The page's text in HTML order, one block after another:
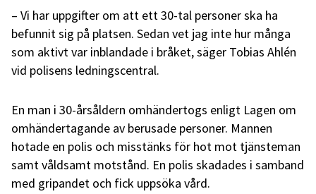
– Vi har uppgifter om att ett 30-tal personer ska ha
befunnit sig på platsen. Sedan vet jag inte hur många
som aktivt var inblandade i bråket, säger Tobias Ahlén
vid polisens ledningscentral.
En man i 30-årsåldern omhändertogs enligt Lagen om
omhändertagande av berusade personer. Mannen
hotade en polis och misstänks för hot mot tjänsteman
samt våldsamt motstånd. En polis skadades i samband
med gripandet och fick uppsöka vård.